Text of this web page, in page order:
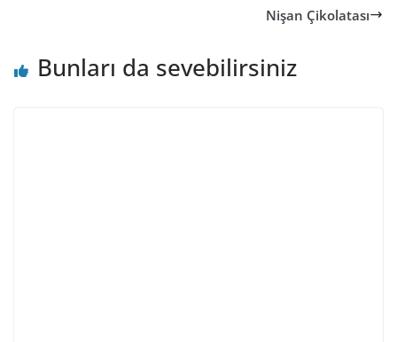
Nişan Çikolatası
Bunları da sevebilirsiniz